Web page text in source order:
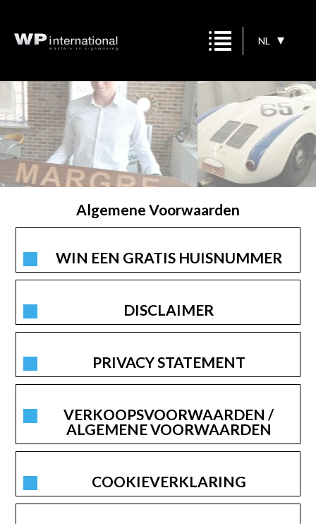
NL
Algemene Voorwaarden
WIN EEN GRATIS HUISNUMMER
DISCLAIMER
PRIVACY STATEMENT
VERKOOPSVOORWAARDEN /
ALGEMENE VOORWAARDEN
COOKIEVERKLARING